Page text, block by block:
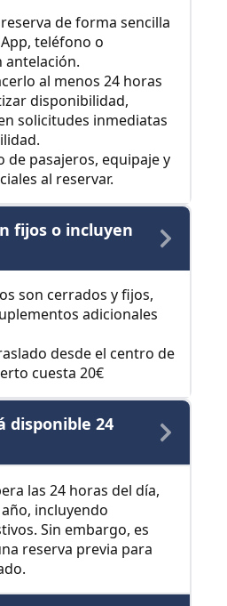
de forma sencilla
teléfono o
al menos 24 horas
disponibilidad,
solicitudes inmediatas
de pasajeros, equipaje y
al reservar.
fijos o incluyen
son cerrados y fijos,
adicionales
desde el centro de
cuesta 20€
disponible 24
las 24 horas del día,
incluyendo
Sin embargo, es
reserva previa para